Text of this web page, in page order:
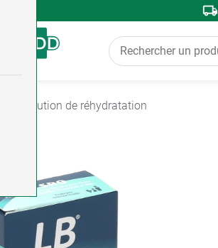
Solution de réhydratation